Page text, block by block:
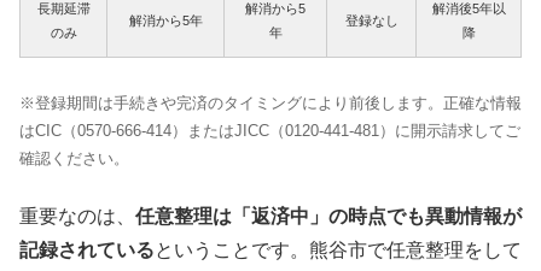
長期延滞
のみ
解消から5年
解消から5
年
登録なし
解消後5年以
降
※登録期間は手続きや完済のタイミングにより前後します。正確な情報
はCIC（0570-666-414）またはJICC（0120-441-481）に開示請求してご
確認ください。
重要なのは、 任意整理は「返済中」の時点でも異動情報が
記録されているということです。熊谷市で任意整理をして